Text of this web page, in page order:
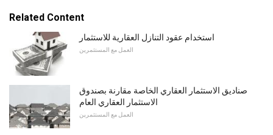
Related Content
استخدام عقود التنازل العقارية للاستثمار
العمل مع المستثمرين
صناديق الاستثمار العقاري الخاصة مقارنة بصندوق
الاستثمار العقاري العام
العمل مع المستثمرين